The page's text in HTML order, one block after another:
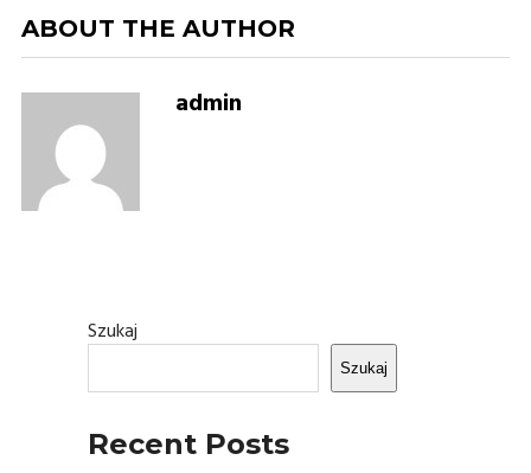
ABOUT THE AUTHOR
admin
Szukaj
Szukaj
Recent Posts